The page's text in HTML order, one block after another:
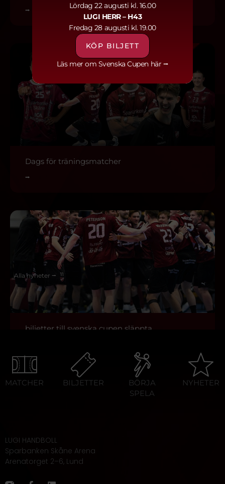
⭢
Dags för träningsmatcher
⭢
biljetter till svenska cupen släppta
Alla nyheter ⭢
MATCHER BILJETTER
BÖRJA
SPELA
NYHETER
LUGI HANDBOLL
Sparbanken Skåne Arena
Arenatorget 2–6, Lund
Lördag 22 augusti kl. 16.00
LUGI HERR– H43
Fredag 28 augusti kl. 19.00
KÖP BILJETT
Läs mer om Svenska Cupen här ⭢